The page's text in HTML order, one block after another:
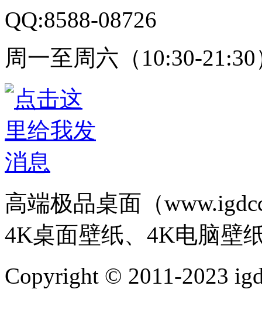
QQ:8588-08726
周一至周六（10:30-21:30
高端极品桌面（
4K桌面壁纸、4K电脑壁
Copyright © 2011-2023